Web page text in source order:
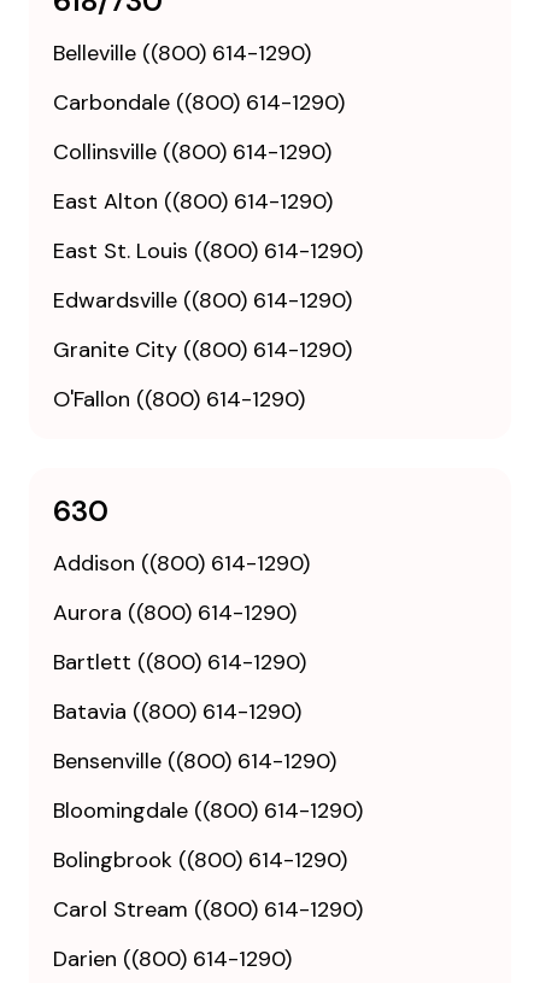
Belleville ((800) 614-1290)
Carbondale ((800) 614-1290)
Collinsville ((800) 614-1290)
East Alton ((800) 614-1290)
East St. Louis ((800) 614-1290)
Edwardsville ((800) 614-1290)
Granite City ((800) 614-1290)
O'Fallon ((800) 614-1290)
630
Addison ((800) 614-1290)
Aurora ((800) 614-1290)
Bartlett ((800) 614-1290)
Batavia ((800) 614-1290)
Bensenville ((800) 614-1290)
Bloomingdale ((800) 614-1290)
Bolingbrook ((800) 614-1290)
Carol Stream ((800) 614-1290)
Darien ((800) 614-1290)